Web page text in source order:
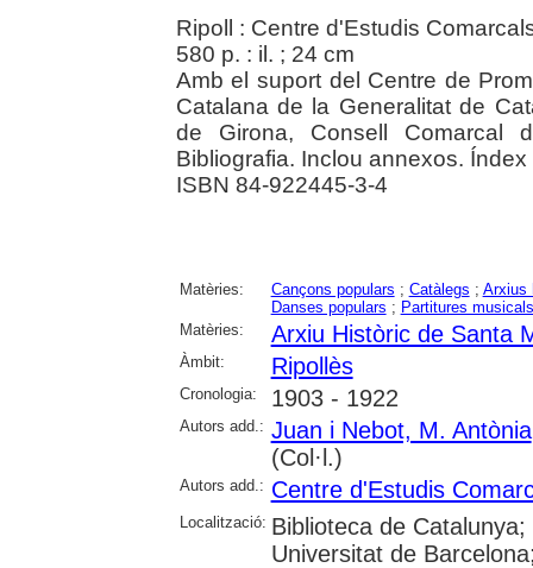
Ripoll : Centre d'Estudis
580 p. : il. ; 24 cm
Amb el suport del Centre de
Catalana de la Generalitat de
de Girona, Consell Comarcal
Bibliografia. Inclou annexos.
ISBN 84-922445-3-4
Matèries: Cançons populars ; Catàlegs ; Arxius
Danses populars ; Partitures musicals
Matèries:
Arxiu Històric de Santa
Àmbit: Ripollès
Cronologia: 1903 - 1922
Autors add.: Juan i Nebot, M. Antònia
(Col·l.)
Autors add.: Centre d'Estudis
Localització: Biblioteca de
Universitat de